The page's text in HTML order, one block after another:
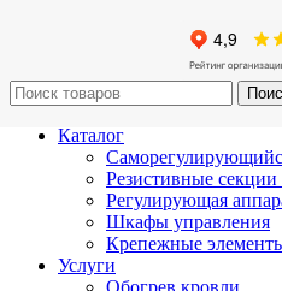
Каталог
Резистивные секции
Регулирующая
Шкафы управления
Крепежные
Услуги
Обогрев кровли